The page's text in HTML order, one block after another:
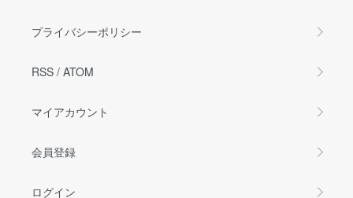
プライバシーポリシー
RSS / ATOM
マイアカウント
会員登録
ログイン